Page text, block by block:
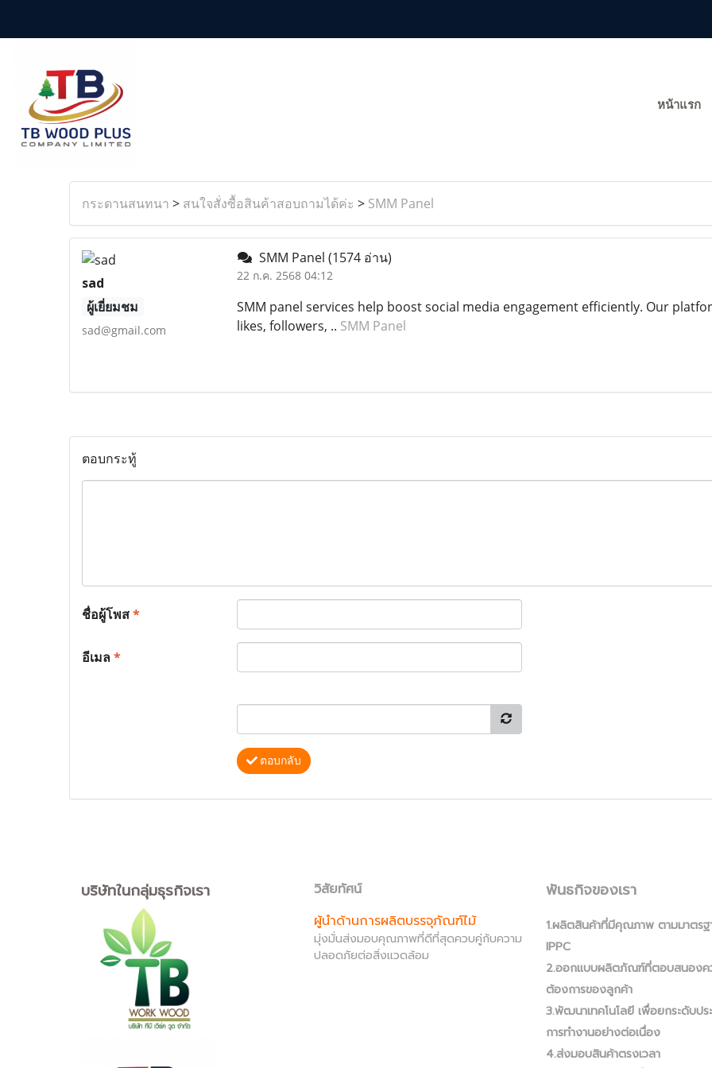
หน้าแรก
กระดานสนทนา > สนใจสั่งซื้อสินค้าสอบถามได้ค่ะ > SMM Panel
sad
ผู้เยี่ยมชม
sad@gmail.com
SMM Panel (1574 อ่าน)
22 ก.ค. 2568 04:12
SMM panel services help boost social media engagement efficiently. Our
likes, followers, .. SMM Panel
ตอบกระทู้
ชื่อผู้โพส*
อีเมล*
ตอบกลับ
บริษัทในกลุ่มธุรกิจเรา
วิสัยทัศน์
ผู้นำด้านการผลิตบรรจุภัณฑ์ไม้
มุ่งมั่นส่งมอบคุณภาพที่ดีที่สุดควบคู่กับความ
ปลอดภัยต่อสิ่งแวดล้อม
พันธกิจของเรา
1.ผลิตสินค้าที่มีคุณภาพ ตามมาตรฐ
IPPC
2.ออกแบบผลิตภัณฑ์ที่ตอบสนองค
ต้องการของลูกค้า
3.พัฒนาเทคโนโลยี เพื่อยกระดับป
การทำงานอย่างต่อเนื่อง
4.ส่งมอบสินค้าตรงเวลา